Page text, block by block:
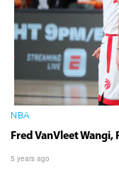
NBA
Fred VanVleet
5 years ago